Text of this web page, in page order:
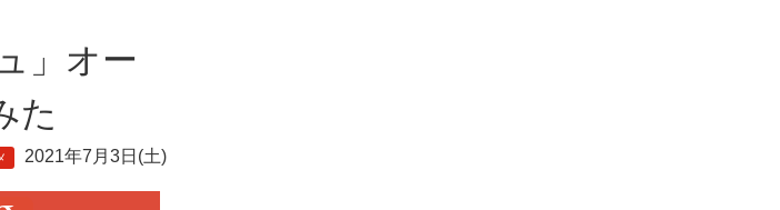
」オー
た
2021年7月3日(土)